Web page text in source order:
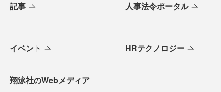
記事 人事法令ポータル
イベント HRテクノロジー
翔泳社のWebメディア